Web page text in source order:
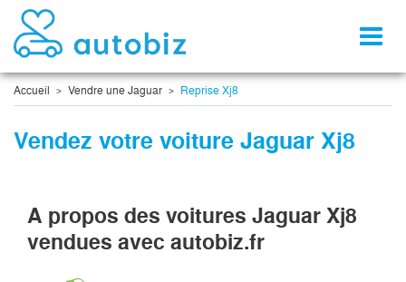
Accueil Vendre une Jaguar Reprise Xj8
Vendez votre voiture Jaguar Xj8
A propos des voitures Jaguar Xj8
vendues avec autobiz.fr